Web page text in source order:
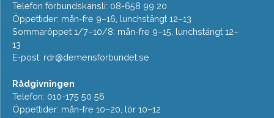
Telefon förbundskansli: 08-658 99 20
Öppettider: mån-fre 9–16, lunchstängt 12–13
Sommaröppet 1/7–10/8: mån-fre 9–15, lunchstängt 12–
13
E-post: rdr@demensforbundet.se
Rådgivningen
Telefon: 010-175 50 56
Öppettider: mån-fre 10–20, lör 10–12